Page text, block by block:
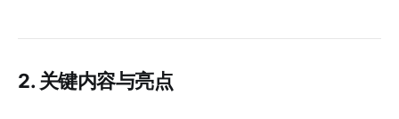
2. 关键内容与亮点